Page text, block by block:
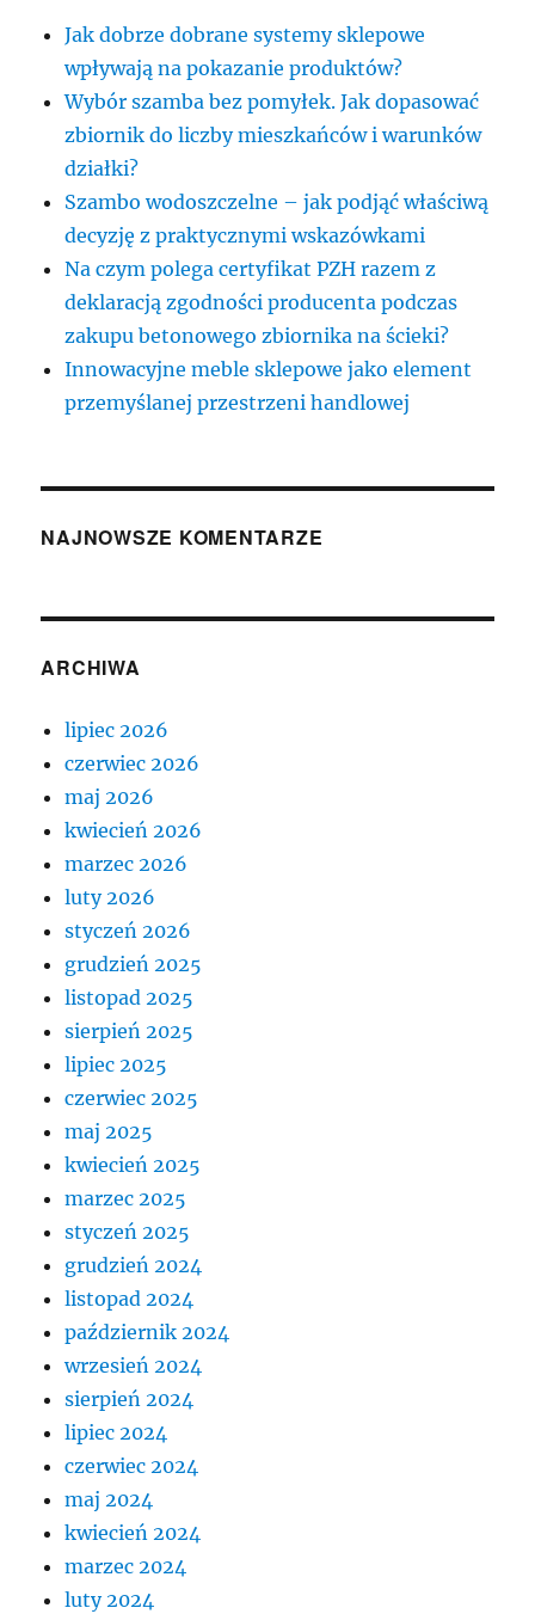
Jak dobrze dobrane systemy sklepowe
wpływają na pokazanie produktów?
Wybór szamba bez pomyłek. Jak dopasować
zbiornik do liczby mieszkańców i warunków
działki?
Szambo wodoszczelne – jak podjąć właściwą
decyzję z praktycznymi wskazówkami
Na czym polega certyfikat PZH razem z
deklaracją zgodności producenta podczas
zakupu betonowego zbiornika na ścieki?
Innowacyjne meble sklepowe jako element
przemyślanej przestrzeni handlowej
NAJNOWSZE KOMENTARZE
ARCHIWA
lipiec 2026
czerwiec 2026
maj 2026
kwiecień 2026
marzec 2026
luty 2026
styczeń 2026
grudzień 2025
listopad 2025
sierpień 2025
lipiec 2025
czerwiec 2025
maj 2025
kwiecień 2025
marzec 2025
styczeń 2025
grudzień 2024
listopad 2024
październik 2024
wrzesień 2024
sierpień 2024
lipiec 2024
czerwiec 2024
maj 2024
kwiecień 2024
marzec 2024
luty 2024